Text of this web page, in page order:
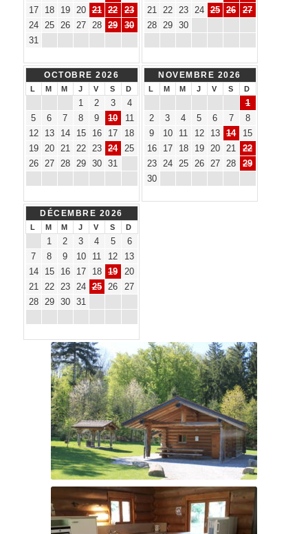
17 18 19 20 21 22
23
24
25 26 27 28 29
30
31
21 22 23 24 25 26
27
28
29 30
OCTOBRE 2026
L M M J V S D
1 2 3
4
5
6 7 8 9 10
11
12
13 14 15 16 17
18
19
20 21 22 23 24
25
26
27 28 29 30 31
NOVEMBRE 2026
L M M J V S D
1
2
3 4 5 6 7
8
9
10 11 12 13 14
15
16
17 18 19 20 21
22
23
24 25 26 27 28
29
30
DÉCEMBRE 2026
L M M J V S D
1 2 3 4 5
6
7
8 9 10 11 12
13
14
15 16 17 18 19
20
21
22 23 24 25 26
27
28
29 30 31